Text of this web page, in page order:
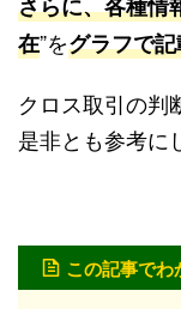
在”をグラフで
クロス取引の判
是非とも参考に
この記事でわ